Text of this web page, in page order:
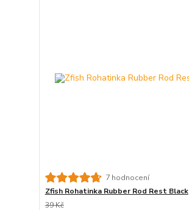
7 hodnocení
Zfish Rohatinka Rubber Rod Rest Black
39 Kč